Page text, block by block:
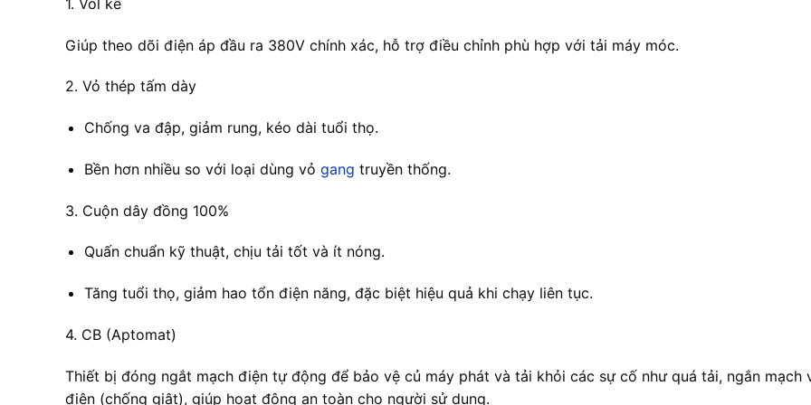
Giúp theo dõi điện áp đầu ra 380V chính xác, hỗ trợ điều chỉnh phù hợp với tải máy móc.
2. Vỏ thép tấm dày
Chống va đập, giảm rung, kéo dài tuổi thọ.
Bền hơn nhiều so với loại dùng vỏ gang truyền thống.
3. Cuộn dây đồng 100%
Quấn chuẩn kỹ thuật, chịu tải tốt và ít nóng.
Tăng tuổi thọ, giảm hao tổn điện năng, đặc biệt hiệu quả khi chạy liên tục.
4. CB (Aptomat)
Thiết bị đóng ngắt mạch điện tự động để bảo vệ củ máy phát và tải khỏi các sự cố như quá tải, ngắn mạch
điện (chống giật), giúp hoạt động an toàn cho người sử dụng.